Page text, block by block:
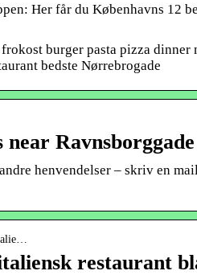
Her får du Københavns 12
burger pasta pizza
bedste Nørrebrogade
near
henvendelser – skriv en
restaurant